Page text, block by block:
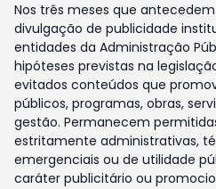
Nos três meses que
divulgação de publicidade
entidades da Administração
hipóteses previstas na
evitados conteúdos que
públicos, programas, obras,
gestão. Permanecem
estritamente administrativas,
emergenciais ou de utilidade
caráter publicitário ou